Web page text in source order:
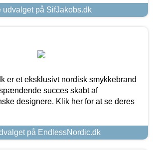
udvalget på SifJakobs.dk
er et eksklusivt nordisk smykkebrand
succes skabt af
designere. Klik her for at se deres
på EndlessNordic.dk